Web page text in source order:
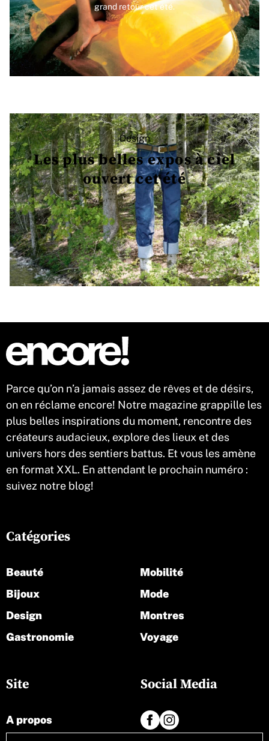
grand retour cet été.
Design
Les plus belles expos à ciel
ouvert cet été
Parce qu’on n’a jamais assez de rêves et de désirs,
on en réclame encore! Notre magazine grappille les
plus belles inspirations du moment, rencontre des
créateurs audacieux, explore des lieux et des
univers hors des sentiers battus. Et vous les amène
en format XXL. En attendant le prochain numéro :
suivez notre blog!
Site
A propos
Catégories
Beauté
Bijoux
Design
Gastronomie
Mobilité
Mode
Montres
Voyage
Social Media